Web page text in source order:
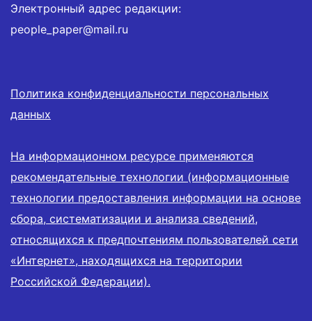
Электронный адрес редакции:
people_paper@mail.ru
Политика конфиденциальности персональных
данных
На информационном ресурсе применяются
рекомендательные технологии (информационные
технологии предоставления информации на основе
сбора, систематизации и анализа сведений,
относящихся к предпочтениям пользователей сети
«Интернет», находящихся на территории
Российской Федерации).